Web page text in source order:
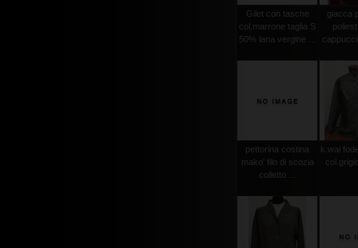
Gilet con tasche
col.marrone taglia S
50% lana vergine ...
giacca
pettorina costina
mako' filo di scozia
colletto ...
k.wai